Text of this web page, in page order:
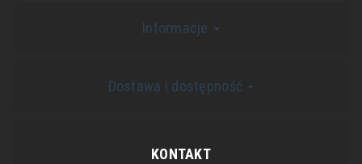
Informacje
Dostawa i dostępność
KONTAKT